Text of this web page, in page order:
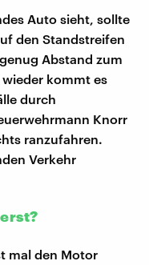
Auto sieht, sollte
den Standstreifen
Abstand zum
kommt es
durch
Knorr
ranzufahren.
Verkehr
mal den Motor